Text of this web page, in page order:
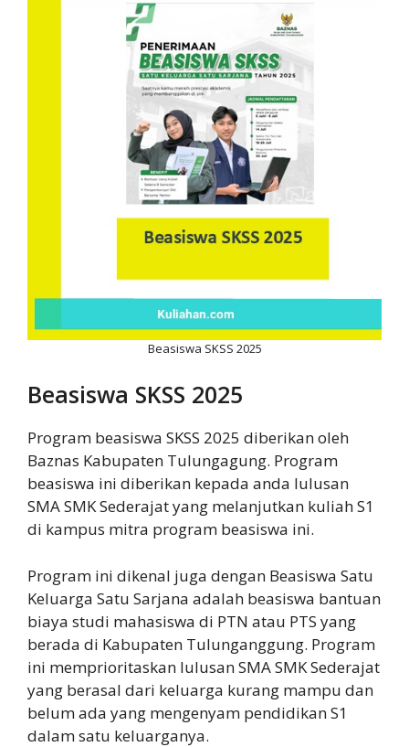
Beasiswa SKSS 2025
Beasiswa SKSS 2025
Program beasiswa SKSS 2025 diberikan oleh
Baznas Kabupaten Tulungagung. Program
beasiswa ini diberikan kepada anda lulusan
SMA SMK Sederajat yang melanjutkan kuliah S1
di kampus mitra program beasiswa ini.
Program ini dikenal juga dengan Beasiswa Satu
Keluarga Satu Sarjana adalah beasiswa bantuan
biaya studi mahasiswa di PTN atau PTS yang
berada di Kabupaten Tulunganggung. Program
ini memprioritaskan lulusan SMA SMK Sederajat
yang berasal dari keluarga kurang mampu dan
belum ada yang mengenyam pendidikan S1
dalam satu keluarganya.